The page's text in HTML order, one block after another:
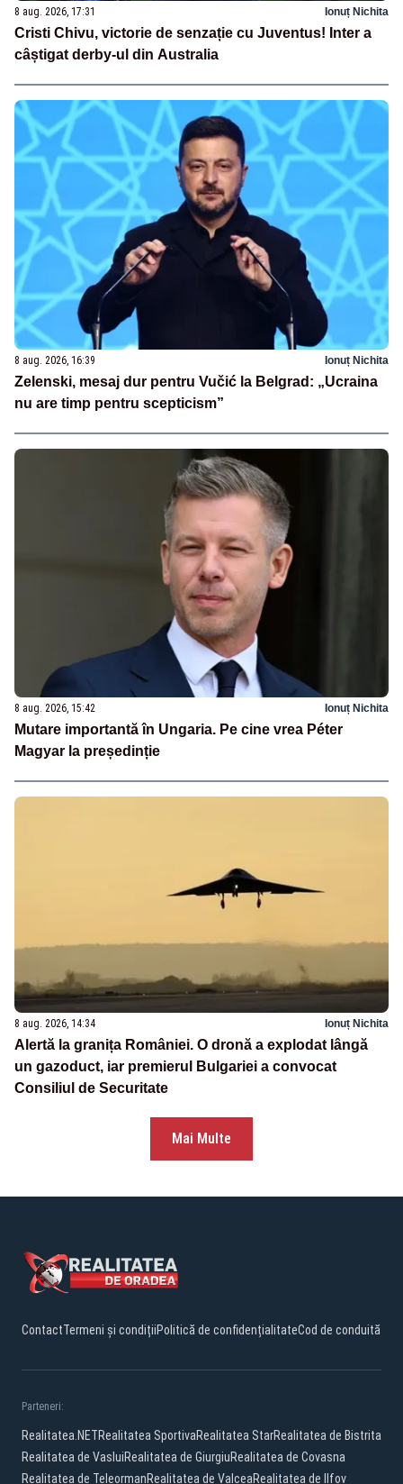
8 aug. 2026, 17:31 Ionuț Nichita
Cristi Chivu, victorie de senzație cu Juventus! Inter a
câștigat derby-ul din Australia
8 aug. 2026, 16:39 Ionuț Nichita
Zelenski, mesaj dur pentru Vučić la Belgrad: „Ucraina
nu are timp pentru scepticism”
8 aug. 2026, 15:42 Ionuț Nichita
Mutare importantă în Ungaria. Pe cine vrea Péter
Magyar la președinție
8 aug. 2026, 14:34 Ionuț Nichita
Alertă la granița României. O dronă a explodat lângă
un gazoduct, iar premierul Bulgariei a convocat
Consiliul de Securitate
Mai Multe
ContactTermeni și condițiiPolitică de confidențialitateCod de conduită
Parteneri:
Realitatea.NETRealitatea SportivaRealitatea StarRealitatea de Bistrita
Realitatea de VasluiRealitatea de GiurgiuRealitatea de Covasna
Realitatea de TeleormanRealitatea de ValceaRealitatea de Ilfov